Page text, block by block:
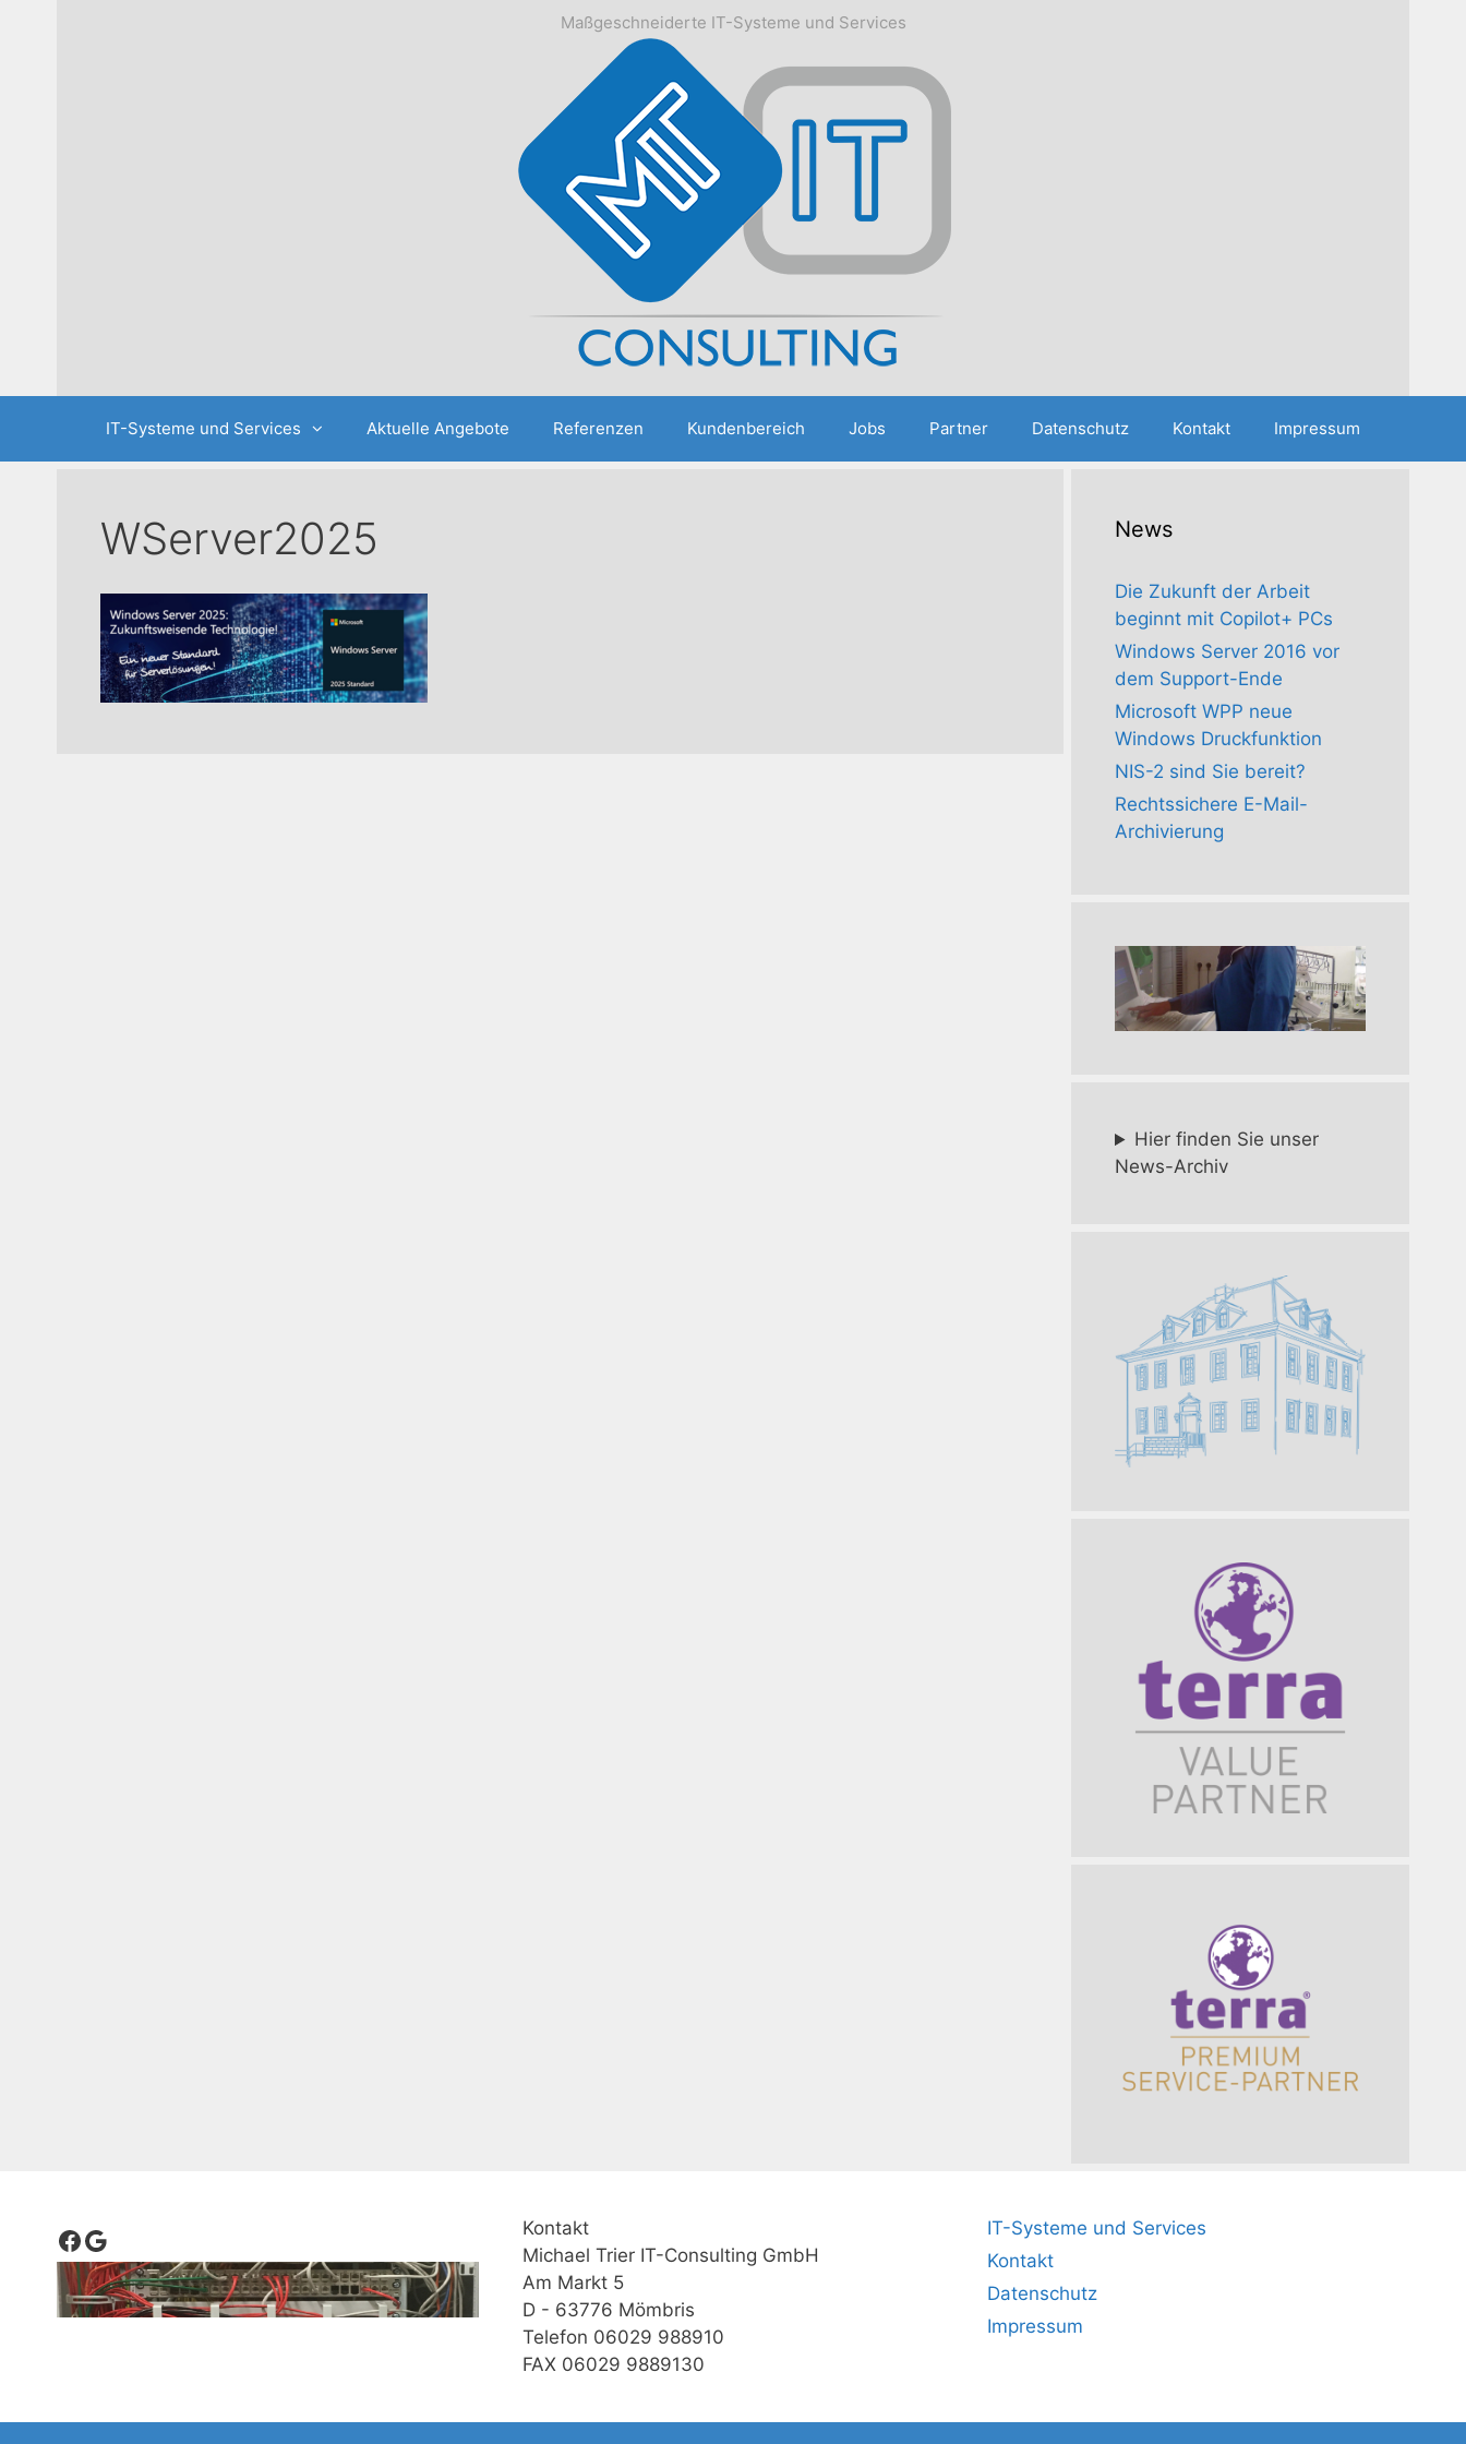
Maßgeschneiderte IT-Systeme und Services
IT-Systeme und Services Aktuelle Angebote Referenzen Kundenbereich Jobs Partner Datenschutz Kontakt Impressum
WServer2025 News
Die Zukunft der Arbeit
beginnt mit Copilot+ PCs
Windows Server 2016 vor
dem Support-Ende
Microsoft WPP neue
Windows Druckfunktion
NIS-2 sind Sie bereit?
Rechtssichere E-Mail-
Archivierung
Hier finden Sie unser
News-Archiv
Facebook
Google
Kontakt
Michael Trier IT-Consulting GmbH
Am Markt 5
D - 63776 Mömbris
Telefon 06029 988910
FAX 06029 9889130
IT-Systeme und Services
Kontakt
Datenschutz
Impressum